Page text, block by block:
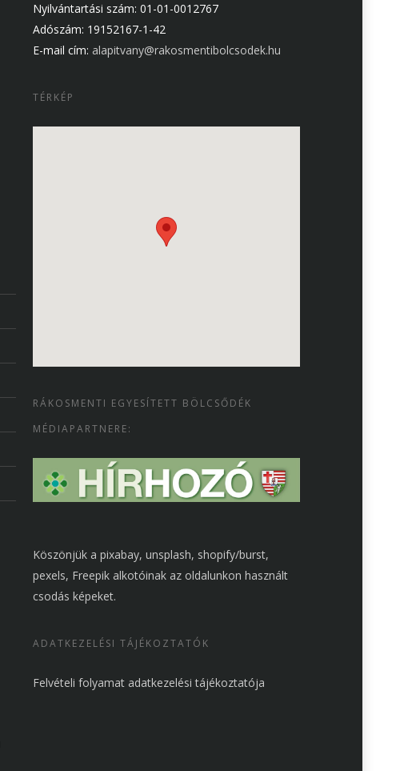
Nyilvántartási szám: 01-01-0012767
Adószám: 19152167-1-42
E-mail cím: alapitvany@rakosmentibolcsodek.hu
TÉRKÉP
RÁKOSMENTI EGYESÍTETT BÖLCSŐDÉK
MÉDIAPARTNERE:
Köszönjük a pixabay, unsplash, shopify/burst,
pexels, Freepik alkotóinak az oldalunkon használt
csodás képeket.
ADATKEZELÉSI TÁJÉKOZTATÓK
Felvételi folyamat adatkezelési tájékoztatója